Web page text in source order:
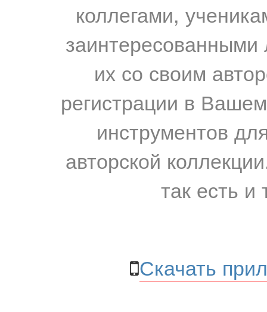
коллегами,
их со своим
регистрации в
инструментов
авторской
так есть и
Скачать